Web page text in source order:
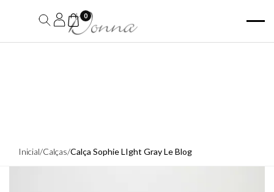
0
Inicial/Calças/Calça Sophie LIght Gray Le Blog